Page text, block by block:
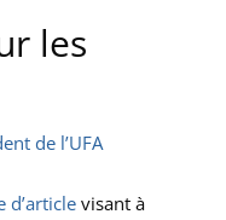
les
de l’UFA
d’articlevisant à